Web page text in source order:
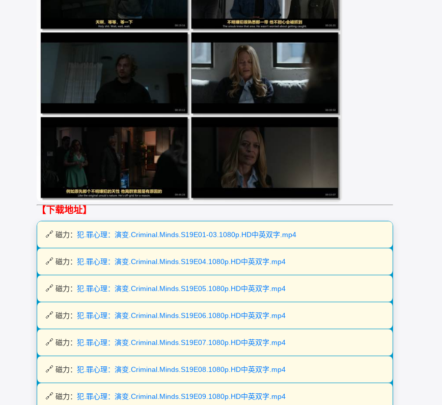
【下载地址】
磁力： 犯.罪心理：演变.Criminal.Minds.S19E01-03.1080p.HD中英双字.mp4
磁力： 犯.罪心理：演变.Criminal.Minds.S19E04.1080p.HD中英双字.mp4
磁力： 犯.罪心理：演变.Criminal.Minds.S19E05.1080p.HD中英双字.mp4
磁力： 犯.罪心理：演变.Criminal.Minds.S19E06.1080p.HD中英双字.mp4
磁力： 犯.罪心理：演变.Criminal.Minds.S19E07.1080p.HD中英双字.mp4
磁力： 犯.罪心理：演变.Criminal.Minds.S19E08.1080p.HD中英双字.mp4
磁力： 犯.罪心理：演变.Criminal.Minds.S19E09.1080p.HD中英双字.mp4